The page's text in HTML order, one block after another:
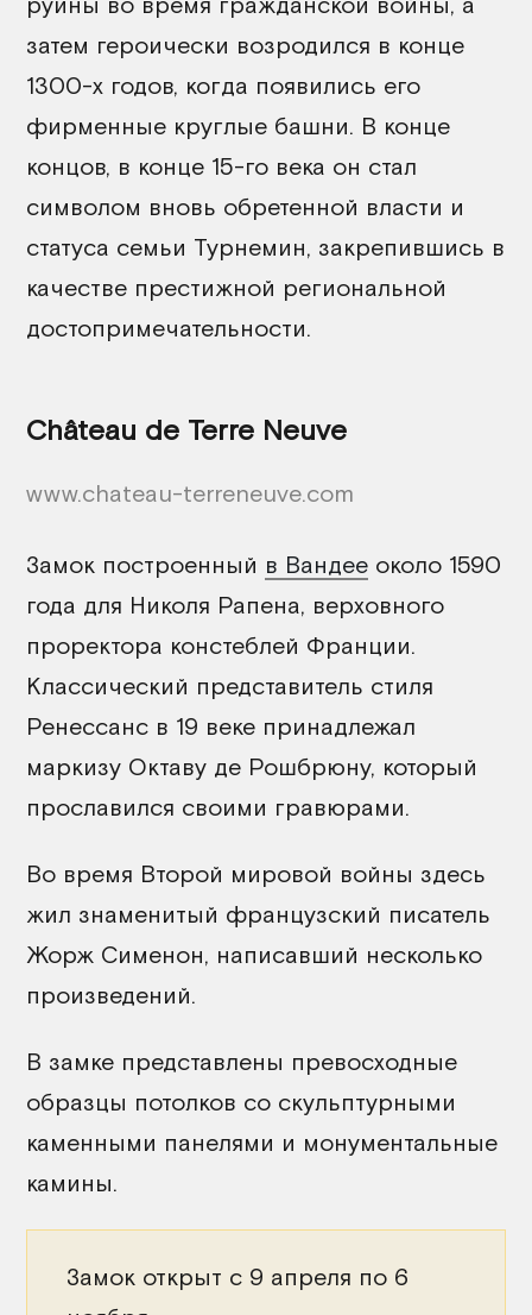
затем героически возродился в конце
1300-х годов, когда появились его
фирменные круглые башни. В конце
концов, в конце 15-го века он стал
символом вновь обретенной власти и
статуса семьи Турнемин, закрепившись в
качестве престижной региональной
достопримечательности.
Château de Terre Neuve
www.chateau-terreneuve.com
Замок построенный в Вандее около 1590
года для Николя Рапена, верховного
проректора констеблей Франции.
Классический представитель стиля
Ренессанс в 19 веке принадлежал
маркизу Октаву де Рошбрюну, который
прославился своими гравюрами.
Во время Второй мировой войны здесь
жил знаменитый французский писатель
Жорж Сименон, написавший несколько
произведений.
В замке представлены превосходные
образцы потолков со скульптурными
каменными панелями и монументальные
камины.
Замок открыт с 9 апреля по 6